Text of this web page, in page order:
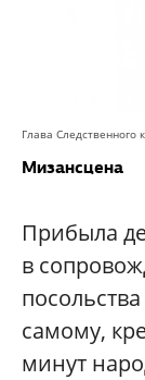
Глава Следственного
Мизансцена
Прибыла
в
самому,
минут